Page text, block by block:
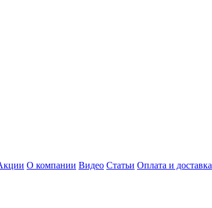
О компании Видео Статьи Оплата и доставка